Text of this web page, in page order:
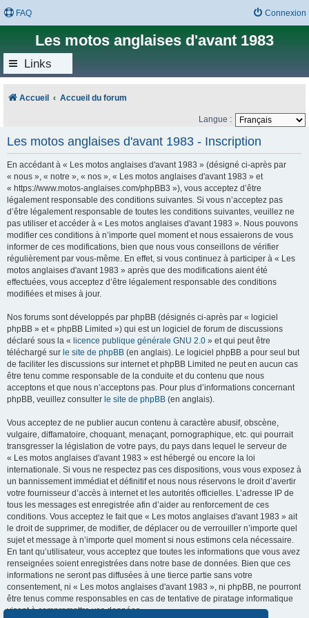
FAQ Connexion
Les motos anglaises d'avant 1983
Links
Accueil Accueil du forum
Langue :
Les motos anglaises d'avant 1983 - Inscription
En accédant à « Les motos anglaises d'avant 1983 » (désigné ci-après par
« nous », « notre », « nos », « Les motos anglaises d'avant 1983 » et
« https://www.motos-anglaises.com/phpBB3 »), vous acceptez d’être
légalement responsable des conditions suivantes. Si vous n’acceptez pas
d’être légalement responsable de toutes les conditions suivantes, veuillez ne
pas utiliser et accéder à « Les motos anglaises d'avant 1983 ». Nous pouvons
modifier ces conditions à n’importe quel moment et nous essaierons de vous
informer de ces modifications, bien que nous vous conseillons de vérifier
régulièrement par vous-même. En effet, si vous continuez à participer à « Les
motos anglaises d'avant 1983 » après que des modifications aient été
effectuées, vous acceptez d’être légalement responsable des conditions
modifiées et mises à jour.
Nos forums sont développés par phpBB (désignés ci-après par « logiciel
phpBB » et « phpBB Limited ») qui est un logiciel de forum de discussions
déclaré sous la « licence publique générale GNU 2.0 » et qui peut être
téléchargé sur le site de phpBB (en anglais). Le logiciel phpBB a pour seul but
de faciliter les discussions sur internet et phpBB Limited ne peut en aucun cas
être tenu comme responsable de la conduite et du contenu que nous
acceptons et que nous n’acceptons pas. Pour plus d’informations concernant
phpBB, veuillez consulter le site de phpBB (en anglais).
Vous acceptez de ne publier aucun contenu à caractère abusif, obscène,
vulgaire, diffamatoire, choquant, menaçant, pornographique, etc. qui pourrait
transgresser la législation de votre pays, du pays dans lequel le serveur de
« Les motos anglaises d'avant 1983 » est hébergé ou encore la loi
internationale. Si vous ne respectez pas ces dispositions, vous vous exposez à
un bannissement immédiat et définitif et nous nous réservons le droit d’avertir
votre fournisseur d’accès à internet et les autorités officielles. L’adresse IP de
tous les messages est enregistrée afin d’aider au renforcement de ces
conditions. Vous acceptez le fait que « Les motos anglaises d'avant 1983 » ait
le droit de supprimer, de modifier, de déplacer ou de verrouiller n’importe quel
sujet et message à n’importe quel moment si nous estimons cela nécessaire.
En tant qu’utilisateur, vous acceptez que toutes les informations que vous avez
renseignées soient enregistrées dans notre base de données. Bien que ces
informations ne seront pas diffusées à une tierce partie sans votre
consentement, ni « Les motos anglaises d'avant 1983 », ni phpBB, ne pourront
être tenus comme responsables en cas de tentative de piratage informatique
visant à compromettre vos données.